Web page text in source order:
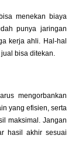
menekan biaya
punya jaringan
kerja ahli. Hal-hal
bisa ditekan.
mengorbankan
yang efisien, serta
maksimal. Jangan
hasil akhir sesuai